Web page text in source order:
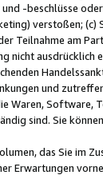
-beschlüsse
verstoßen; (c)
Teilnahme am
nicht ausdrücklich
und
Waren, Software,
sind. Sie
das Sie im
Erwartungen